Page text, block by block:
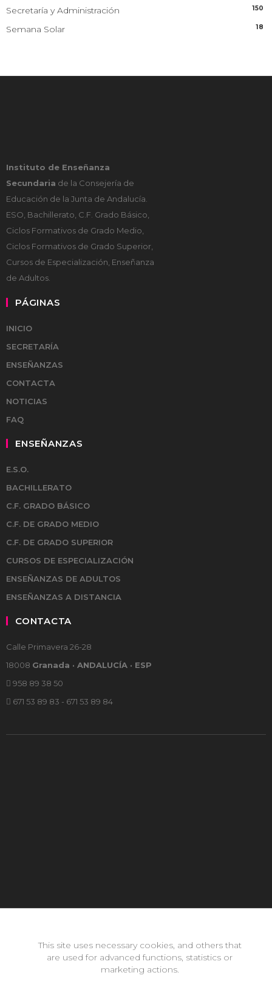
This site uses necessary cookies, and others that
are used for advanced functions, statistics or
marketing actions.
Secretaría y Administración 150
Semana Solar 18
Instituto de Enseñanza
Secundaria de la Consejería de
Educación de la Junta de Andalucía.
ESO, Bachillerato, C.F. Grado Básico,
Ciclos Formativos de Grado Medio,
Ciclos Formativos de Grado Superior,
Cursos de Especialización, Enseñanza
de Adultos.
PÁGINAS
INICIO
SECRETARÍA
ENSEÑANZAS
CONTACTA
NOTICIAS
FAQ
ENSEÑANZAS
E.S.O.
BACHILLERATO
C.F. GRADO BÁSICO
C.F. DE GRADO MEDIO
C.F. DE GRADO SUPERIOR
CURSOS DE ESPECIALIZACIÓN
ENSEÑANZAS DE ADULTOS
ENSEÑANZAS A DISTANCIA
CONTACTA
Calle Primavera 26-28
18008 Granada · ANDALUCÍA · ESP
958 89 38 50
671 53 89 83 - 671 53 89 84
Copyright © 2026 neomode - IES Zaidín Vergeles - Granada -